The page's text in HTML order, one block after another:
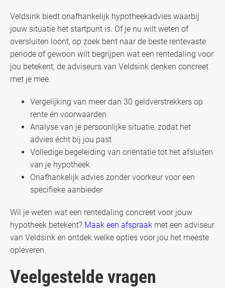
Veldsink biedt onafhankelijk hypotheekadvies waarbij
jouw situatie het startpunt is. Of je nu wilt weten of
oversluiten loont, op zoek bent naar de beste rentevaste
periode of gewoon wilt begrijpen wat een rentedaling voor
jou betekent, de adviseurs van Veldsink denken concreet
met je mee.
Vergelijking van meer dan 30 geldverstrekkers op
rente én voorwaarden
Analyse van je persoonlijke situatie, zodat het
advies écht bij jou past
Volledige begeleiding van oriëntatie tot het afsluiten
van je hypotheek
Onafhankelijk advies zonder voorkeur voor een
specifieke aanbieder
Wil je weten wat een rentedaling concreet voor jouw
hypotheek betekent? Maak een afspraak met een adviseur
van Veldsink en ontdek welke opties voor jou het meeste
opleveren.
Veelgestelde vragen